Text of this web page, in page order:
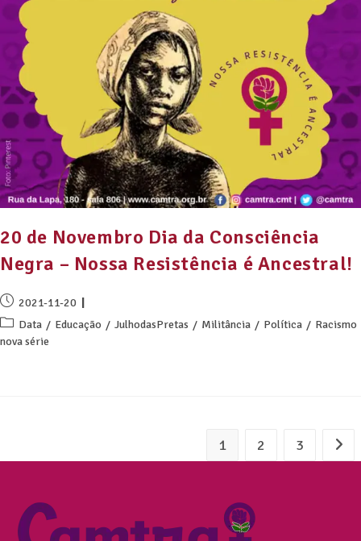
20 de Novembro Dia da Consciência
Negra – Nossa Resistência é Ancestral!
2021-11-20
Data / Educação / JulhodasPretas / Militância / Política / Racismo
nova série
1 2 3